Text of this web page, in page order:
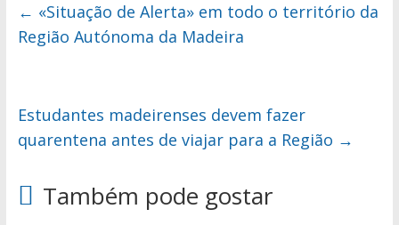
← «Situação de Alerta» em todo o território da
Região Autónoma da Madeira
Estudantes madeirenses devem fazer
quarentena antes de viajar para a Região →
Também pode gostar